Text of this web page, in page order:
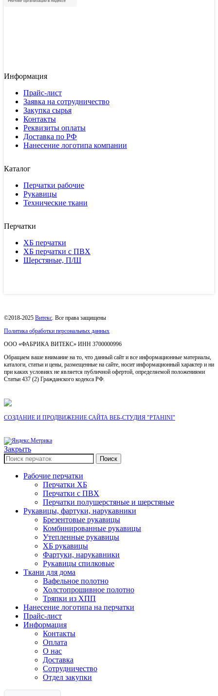
Информация
Прайс-лист
Заявка на сотрудничество
Закупка сырья
Контакты
Реквизиты оплаты
Доставка по РФ
Нанесение логотипа компании
Каталог
Перчатки рабочие
Рукавицы
Технические ткани
Перчатки
ХБ перчатки
ХБ перчатки с ПВХ
Шерстяные, П/Ш
©2018-2025 Витекс . Все права защищены
Политика обработки персональных данных
ОOO «ФАБРИКА ВИТЕКС» ИНН 3700000996
Обращаем ваше внимание на то, что данный сайт и все информационные материалы,
каталоги, статьи и цены, размещенные на сайте, носит информационный характер и ни
при каких условиях не является публичной офертой, определяемой положениями
Статьи 437 (2) Гражданского кодекса РФ.
СОЗДАНИЕ И ПРОДВИЖЕНИЕ САЙТА ВЕБ-СТУДИЯ "PTAHINI"
Закрыть
Поиск
Рабочие перчатки
Перчатки ХБ
Перчатки с ПВХ
Перчатки полушерстяные и шерстяные
Рукавицы, фартуки, нарукавники
Брезентовые рукавицы
Комбинированные рукавицы
Утепленные рукавицы
ХБ рукавицы
Фартуки, нарукавники
Рукавицы спилковые
Ткани для дома
Вафельное полотно
Холстопрошивное полотно
Тряпки из ХПП
Нанесение логотипа на перчатки
Прайс-лист
Информация
Контакты
Оплата
О нас
Доставка
Сотрудничество
Отдел закупки